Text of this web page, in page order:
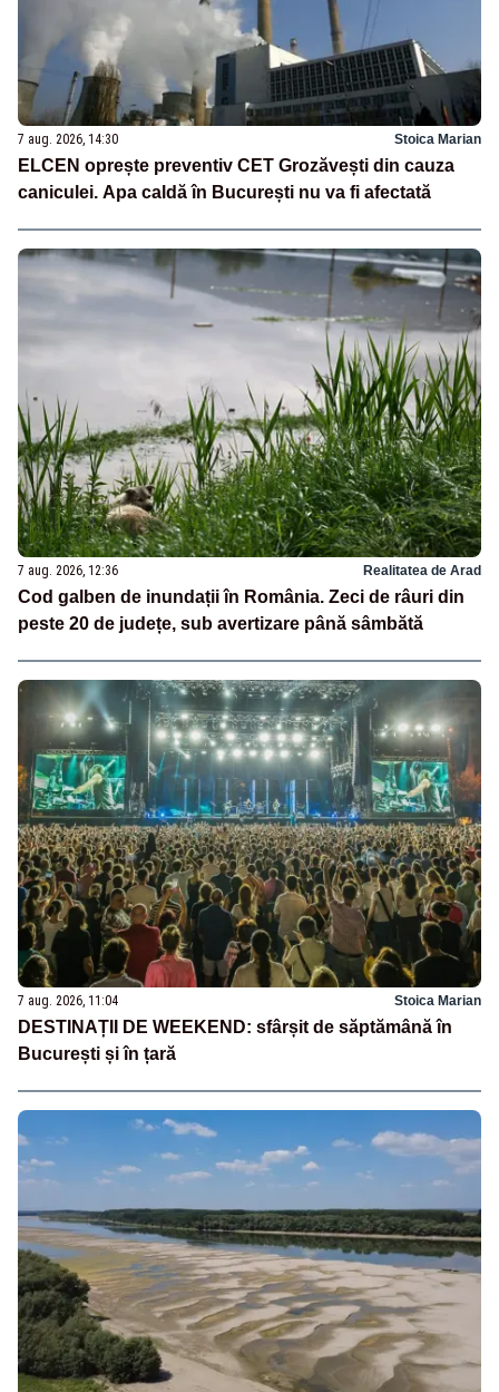
7 aug. 2026, 14:30 Stoica Marian
ELCEN oprește preventiv CET Grozăvești din cauza
caniculei. Apa caldă în București nu va fi afectată
7 aug. 2026, 12:36 Realitatea de Arad
Cod galben de inundații în România. Zeci de râuri din
peste 20 de județe, sub avertizare până sâmbătă
7 aug. 2026, 11:04 Stoica Marian
DESTINAȚII DE WEEKEND: sfârșit de săptămână în
București și în țară